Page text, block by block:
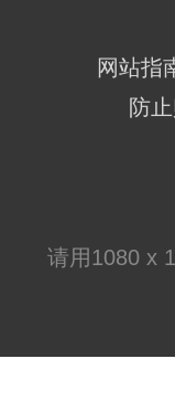
网站指
防
请用1080 x